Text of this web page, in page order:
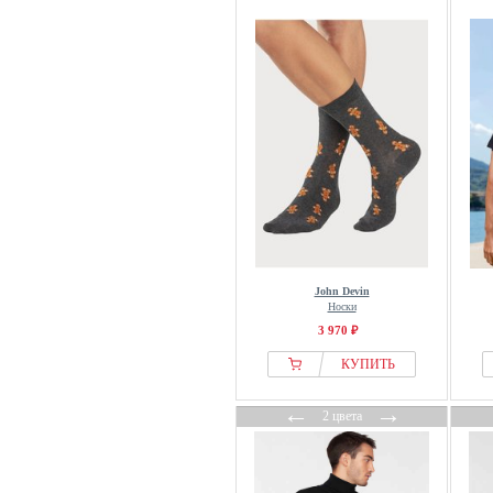
John Devin
Носки
3 970 ₽
КУПИТЬ
←2 цвета→